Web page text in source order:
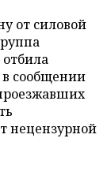
от силовой
в сообщении
нецензурной